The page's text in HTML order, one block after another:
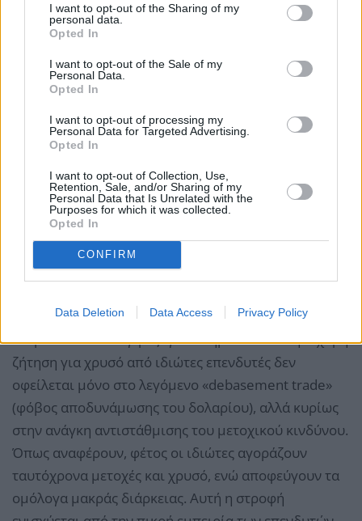
I want to opt-out of the Sharing of my
personal data.
Opted In
I want to opt-out of the Sale of my
Personal Data.
Opted In
I want to opt-out of processing my
Personal Data for Targeted Advertising.
Opted In
I want to opt-out of Collection, Use,
Retention, Sale, and/or Sharing of my
Personal Data that Is Unrelated with the
Purposes for which it was collected.
Opted In
CONFIRM
Data Deletion Data Access Privacy Policy
Η ομάδα του Πανιγιρτζόγλου σημειώνει ότι η ισχυρή
ζήτηση για χρυσό από ιδιώτες επενδυτές δεν
οφείλεται μόνο στο λεγόμενο «debasement trade»
(φόβος αποδυνάμωσης του δολαρίου), αλλά κυρίως
στην ανάγκη αντιστάθμισης του μετοχικού κινδύνου.
Όπως αναφέρουν, φέτος οι ιδιώτες αγοράζουν
ταυτόχρονα μετοχές και χρυσό, ενώ αποφεύγουν τα
ομόλογα μακράς διάρκειας. Αυτή η στροφή